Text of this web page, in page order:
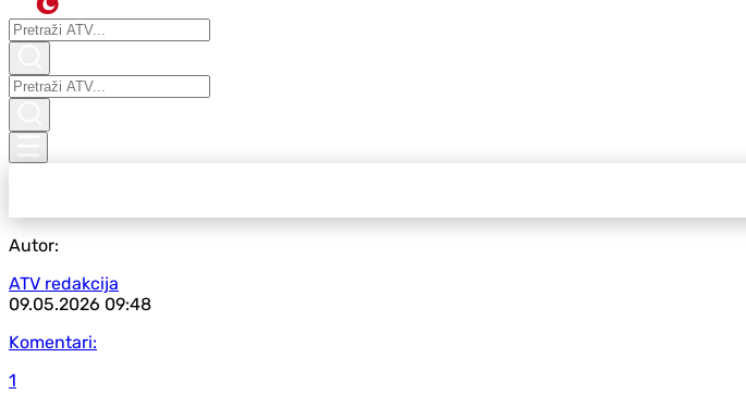
Autor:
ATV redakcija
09.05.2026 09:48
Komentari:
1